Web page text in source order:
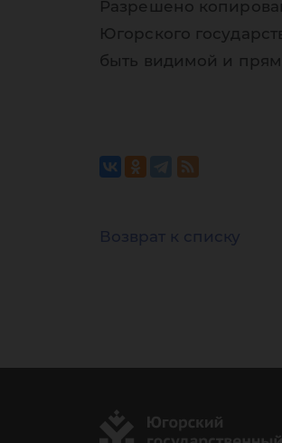
Разрешено
Югорского
быть видимой и
Возврат к списку